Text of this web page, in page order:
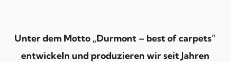
Unter dem Motto „Durmont – best of carpets“
entwickeln und produzieren wir seit Jahren